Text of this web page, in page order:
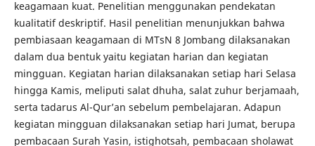
keagamaan kuat. Penelitian menggunakan pendekatan
kualitatif deskriptif. Hasil penelitian menunjukkan bahwa
pembiasaan keagamaan di MTsN 8 Jombang dilaksanakan
dalam dua bentuk yaitu kegiatan harian dan kegiatan
mingguan. Kegiatan harian dilaksanakan setiap hari Selasa
hingga Kamis, meliputi salat dhuha, salat zuhur berjamaah,
serta tadarus Al-Qur’an sebelum pembelajaran. Adapun
kegiatan mingguan dilaksanakan setiap hari Jumat, berupa
pembacaan Surah Yasin, istighotsah, pembacaan sholawat